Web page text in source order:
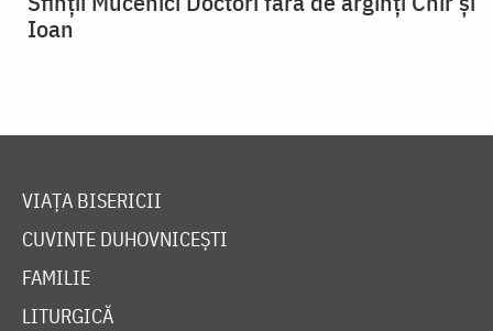
Ioan
VIAȚA BISERICII
CUVINTE DUHOVNICEȘTI
FAMILIE
LITURGICĂ